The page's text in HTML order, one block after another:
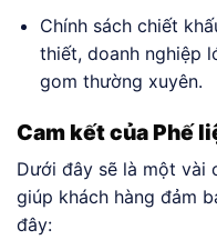
Chính sách chiết
thiết, doanh nghiệp
gom thường xuyên.
Cam kết của Phế
Dưới đây sẽ là một vài
giúp khách hàng đảm
đây: